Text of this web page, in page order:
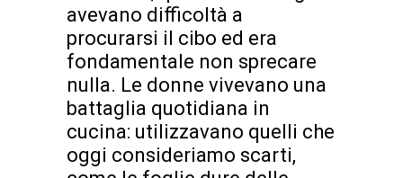
avevano difficoltà a
procurarsi il cibo ed era
fondamentale non sprecare
nulla. Le donne vivevano una
battaglia quotidiana in
cucina: utilizzavano quelli che
oggi consideriamo scarti,